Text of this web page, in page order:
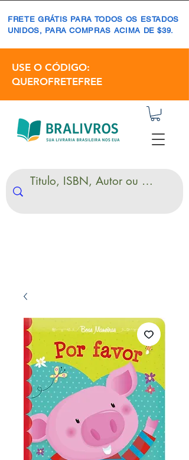
FRETE GRÁTIS PARA TODOS OS ESTADOS
UNIDOS, PARA COMPRAS ACIMA DE $39.
USE O CÓDIGO:
QUEROFRETEFREE